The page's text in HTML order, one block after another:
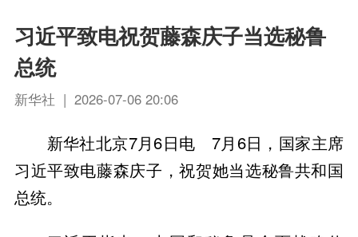
习近平致电祝贺藤森庆子当选秘鲁
总统
新华社 | 2026-07-06 20:06
新华社北京7月6日电 7月6日，国家主席
习近平致电藤森庆子，祝贺她当选秘鲁共和国
总统。